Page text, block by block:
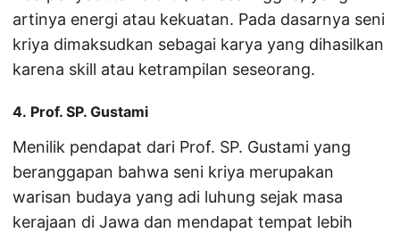
artinya energi atau kekuatan. Pada dasarnya seni
kriya dimaksudkan sebagai karya yang dihasilkan
karena skill atau ketrampilan seseorang.
4. Prof. SP. Gustami
Menilik pendapat dari Prof. SP. Gustami yang
beranggapan bahwa seni kriya merupakan
warisan budaya yang adi luhung sejak masa
kerajaan di Jawa dan mendapat tempat lebih